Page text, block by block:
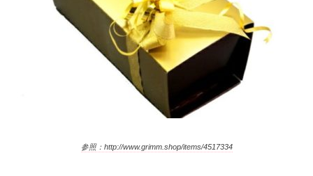
参照：http://www.grimm.shop/items/4517334